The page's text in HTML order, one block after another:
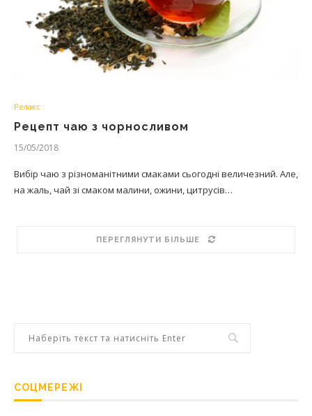
Релакс
Рецепт чаю з чорносливом
15/05/2018
Вибір чаю з різноманітними смаками сьогодні величезний. Але,
на жаль, чай зі смаком малини, ожини, цитрусів…
ПЕРЕГЛЯНУТИ БІЛЬШЕ
СОЦМЕРЕЖІ